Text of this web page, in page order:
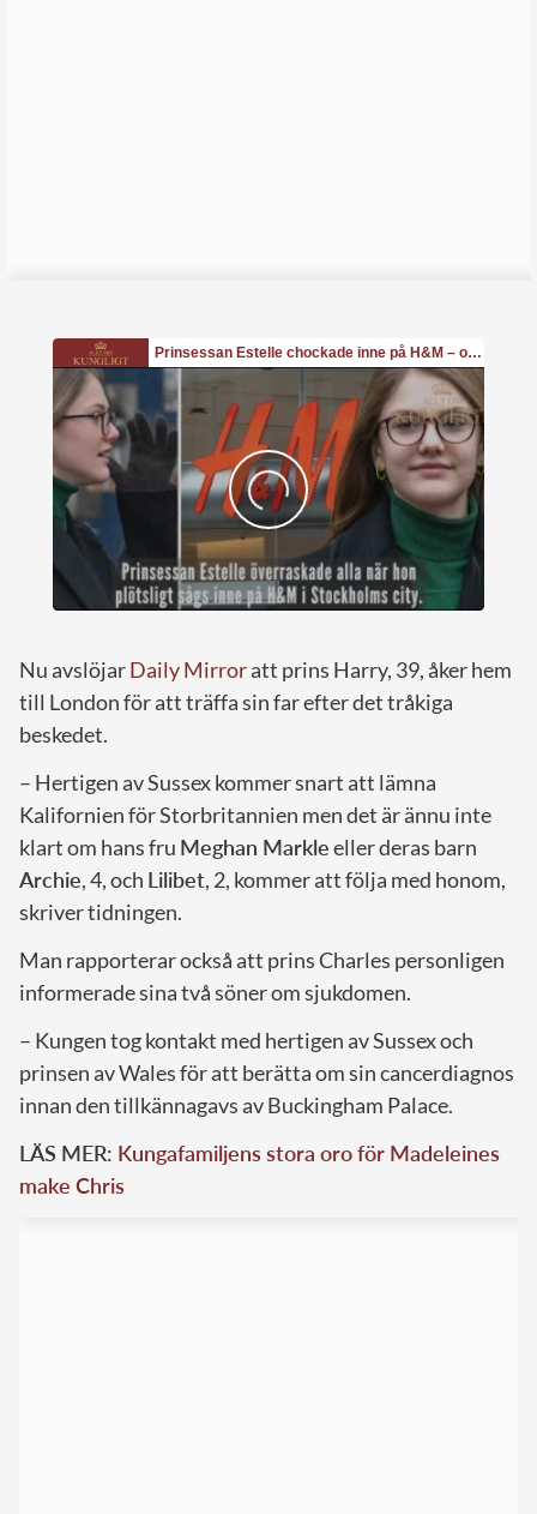
Nu avslöjarDaily Mirroratt prins Harry, 39, åker hem
till London för att träffa sin far efter det tråkiga
beskedet.
– Hertigen av Sussex kommer snart att lämna
Kalifornien för Storbritannien men det är ännu inte
klart om hans fru Meghan Markleeller deras barn
Archie, 4, och Lilibet, 2, kommer att följa med honom,
skriver tidningen.
Man rapporterar också att prins Charles personligen
informerade sina två söner om sjukdomen.
– Kungen tog kontakt med hertigen av Sussex och
prinsen av Wales för att berätta om sin cancerdiagnos
innan den tillkännagavs av Buckingham Palace.
LÄS MER: Kungafamiljens stora oro för Madeleines
make Chris